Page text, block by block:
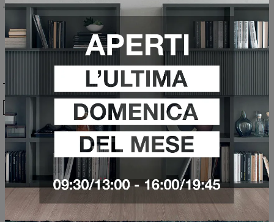
Sfoglia i cataloghi
Ho preso visione dellaPrivacy Policy
Invia